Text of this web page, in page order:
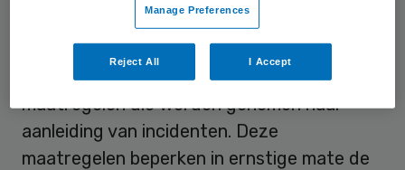
aanwezig, maar stagneert de voortgang
van de behandeling.
IGJ wijst in dit verband op de generieke
maatregelen die worden genomen naar
aanleiding van incidenten. Deze
maatregelen beperken in ernstige mate de
Manage Preferences
Reject All I Accept